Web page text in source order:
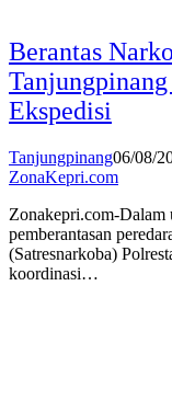
Berantas
Ekspedisi
Tanjungpinang06/08/
ZonaKepri.com
Zonakepri.com-Dalam
pemberantasan
(Satresnarkoba)
koordinasi…